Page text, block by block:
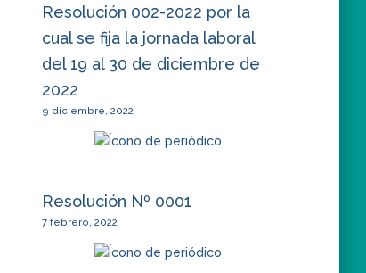
Resolución 002-2022 por la
cual se fija la jornada laboral
del 19 al 30 de diciembre de
2022
9 diciembre, 2022
Resolución Nº 0001
7 febrero, 2022